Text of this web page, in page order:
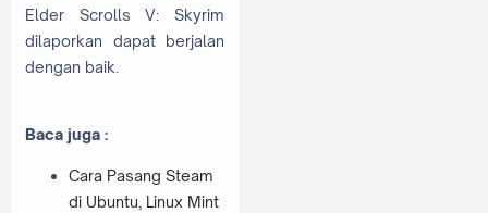
Elder Scrolls V: Skyrim
dilaporkan dapat berjalan
dengan baik.
Baca juga :
Cara Pasang Steam
di Ubuntu, Linux Mint